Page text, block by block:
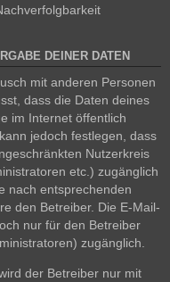
DEINER DATEN
mit anderen Personen
dass die Daten deines
im Internet öffentlich
jedoch festlegen, dass
Nutzerkreis
etc.) zugänglich
nach entsprechenden
den Betreiber. Die E-Mail-
nur für den Betreiber
zugänglich.
der Betreiber nur mit